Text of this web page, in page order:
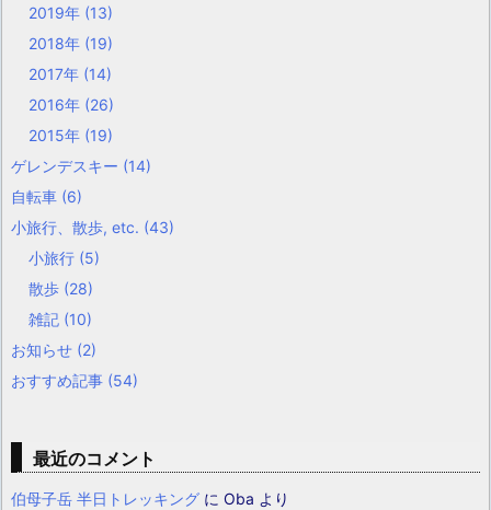
2019年 (13)
2018年 (19)
2017年 (14)
2016年 (26)
2015年 (19)
ゲレンデスキー (14)
自転車 (6)
小旅行、散歩, etc. (43)
小旅行 (5)
散歩 (28)
雑記 (10)
お知らせ (2)
おすすめ記事 (54)
最近のコメント
伯母子岳 半日トレッキング に Oba より